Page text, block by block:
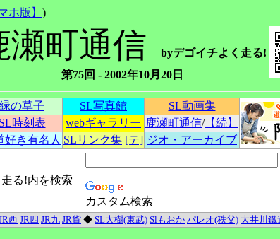
ホ版】 )
瀬町通信
byデゴイチよく走る!
第75回 - 2002年10月20日
緑の草子 SL写真館
SL動画集
SL時刻表 webギャラリー 鹿瀬町通信/【続】
好き有名人 SLリンク集 [テ] ジオ・アーカイブ
る!内を検索
カスタム検索
西 JR四 JR九 JR貨 ◆ SL大樹(東武) Slもおか パレオ(秩父) 大井川鐵